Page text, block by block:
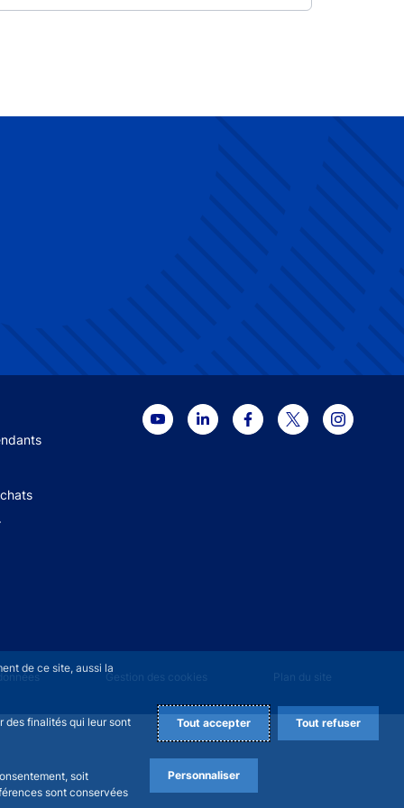
de ce site, aussi la
des finalités qui leur sont
soit
sont conservées
Tout accepter Tout refuser
Personnaliser
Gestion des cookies Plan du site